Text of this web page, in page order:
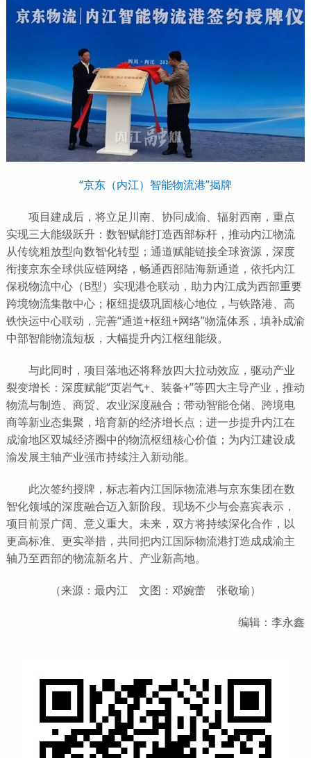
“京东（内江）智能物流港”揭牌
项目建成后，将立足川南、协同成渝、辐射西南，重点
实现三大能级跃升：数智赋能打造西部标杆，推动内江物流
从传统粗放型向数智化转型；通道赋能链接全球资源，深度
衔接京东全球供应链网络，畅通西部陆海新通道，依托内江
保税物流中心（B型）实现港仓联动，助力内江成为西部重要
跨境物流集散中心；枢纽提级巩固核心地位，与铁路港、高
铁快运中心联动，完善“通道+枢纽+网络”物流体系，填补成渝
中部智能物流短板，大幅提升内江枢纽能级。
与此同时，项目落地还将释放四大拉动效应，驱动产业
裂变增长：深度赋能“页岩气+、装备+”等四大主导产业，推动
物流与制造、商贸、农业深度融合；带动智能仓储、跨境电
商等新业态集聚，培育新的经济增长点；进一步提升内江在
成渝地区双城经济圈中的物流枢纽核心价值；为内江建设成
渝发展主轴产业强市持续注入新动能。
此次签约授牌，标志着内江国际物流港与京东集团在数
智化领域的深度融合迈入新阶段。现场不少与会嘉宾表示，
项目前景广阔、意义重大。未来，双方将持续深化合作，以
更高标准、更实举措，共同把内江国际物流港打造成成渝主
轴乃至西部的物流新名片、产业新高地。
（来源：最内江 文图：邓婉蕾 张敬瑜）
编辑：李永鑫